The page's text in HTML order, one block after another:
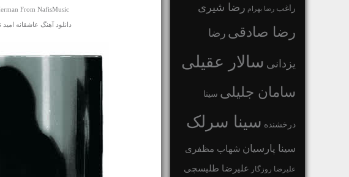
راغب رضا بهرام رضا شیری
رضا صادقی رضا
یزدانی سالار عقیلی
سامان جلیلی سینا
درخشنده سینا سرلک
سینا پارسیان شهاب مظفری
علیرضا روزگار علیرضا طلیسچی
From NafisMusic
دانلود آهنگ عاشقانه امید نعمتی حرمان با 2